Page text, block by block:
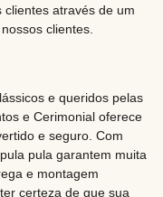
através de um
clientes.
e queridos pelas
e Cerimonial oferece
e seguro. Com
pula garantem muita
e montagem
certeza de que sua